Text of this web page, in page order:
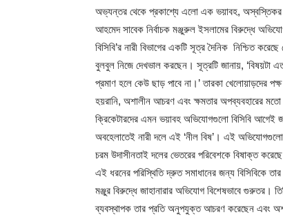
অভ্যন্তর থেকে প্রকাশ্যে এলো এক ভয়াবহ, অস্বস্তিকর
আহমেদ সাবেক নির্বাচক মঞ্জুরুল ইসলামের বিরুদ্ধে
বিসিবি’র নারী বিভাগের একটি সূত্র দৈনিক নিশ্চিত
বুলবুল নিজে দেখভাল করছেন। সূত্রটি জানায়, ‘বিষয়টা
প্রমাণ হলে কেউ ছাড় পাবে না।’ তারকা খেলোয়াড়দের
হয়রানি, অশালীন আচরণ এবং ক্ষমতার অপব্যবহারের
ক্রিকেটারদের এমন ভয়াবহ অভিযোগগুলো বিসিবি আগেই
অবহেলাতেই নারী দলে এই ‘নীল বিষ’। এই অভিযোগগুলো
চরম উদাসীনতাই দলের ভেতরের পরিবেশকে বিষাক্ত
এই ধরনের পরিস্থিতি দ্রুত সমাধানের জন্য বিসিবিকে
মঞ্জুর বিরুদ্ধে জাহানারার অভিযোগ বিশেষভাবে গুরুতর।
ব্যবস্থাপক তার প্রতি অনুপযুক্ত আচরণ করেছেন এবং